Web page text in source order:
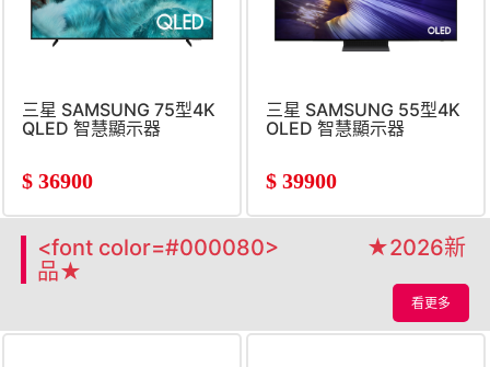
三星 SAMSUNG 75型4K
QLED 智慧顯示器
$ 36900
三星 SAMSUNG 55型4K
OLED 智慧顯示器
$ 39900
<font color=#000080> ★2026新
品★
看更多